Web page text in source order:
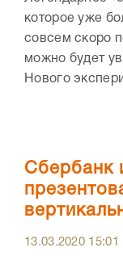
которое уже
совсем скоро
можно будет
Нового
Сбербанк
13.03.2020 15:01